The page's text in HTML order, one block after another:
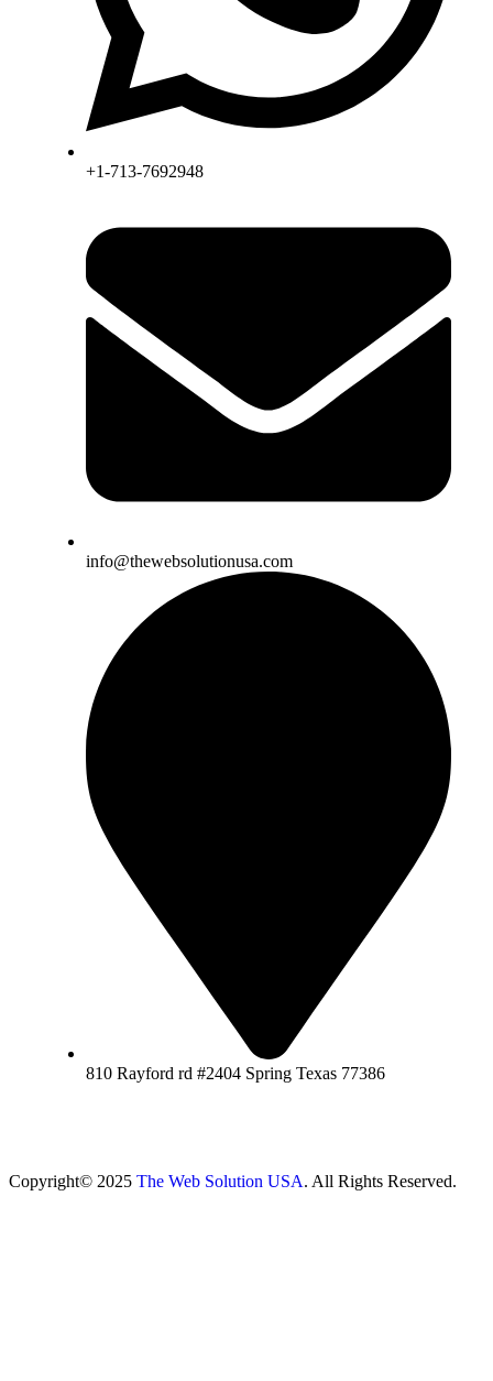
+1-713-7692948
info@thewebsolutionusa.com
810 Rayford rd #2404 Spring Texas 77386
Copyright© 2025 The Web Solution USA. All Rights Reserved.